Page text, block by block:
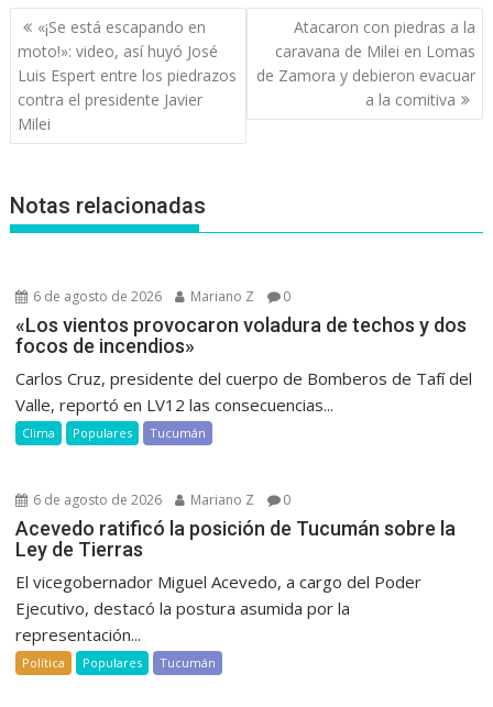
Navegación
de
entradas
«¡Se está escapando en
moto!»: video, así huyó José
Luis Espert entre los piedrazos
contra el presidente Javier
Milei
Atacaron con piedras a la
caravana de Milei en Lomas
de Zamora y debieron evacuar
a la comitiva
Notas relacionadas
6 de agosto de 2026 Mariano Z 0
«Los vientos provocaron voladura de techos y dos
focos de incendios»
Carlos Cruz, presidente del cuerpo de Bomberos de Tafí del
Valle, reportó en LV12 las consecuencias...
Clima Populares Tucumán
6 de agosto de 2026 Mariano Z 0
Acevedo ratificó la posición de Tucumán sobre la
Ley de Tierras
El vicegobernador Miguel Acevedo, a cargo del Poder
Ejecutivo, destacó la postura asumida por la
representación...
Política Populares Tucumán